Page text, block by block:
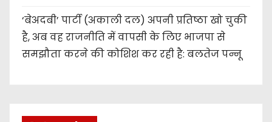
‘बेअदबी’ पार्टी (अकाली दल) अपनी प्रतिष्ठा खो चुकी
है, अब वह राजनीति में वापसी के लिए भाजपा से
समझौता करने की कोशिश कर रही है: बलतेज पन्नू